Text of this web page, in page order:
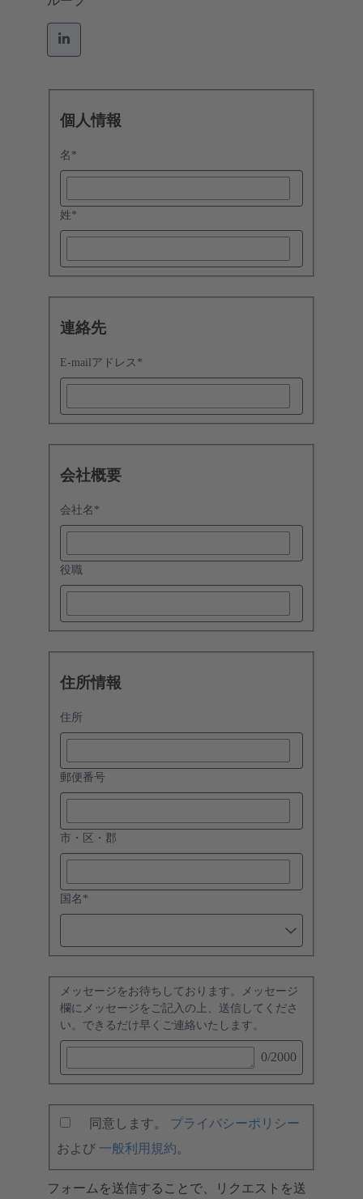
個人情報
名 *
姓*
連絡先
E-mailアドレス *
会社概要
会社名 *
役職
住所情報
住所
郵便番号
市・区・郡
国名 *
メッセージをお待ちしております。メッセージ
欄にメッセージをご記入の上、送信してくださ
い。できるだけ早くご連絡いたします。
0/2000
同意します。 プライバシーポリシー
および 一般利用規約。
フォームを送信することで、リクエストを送